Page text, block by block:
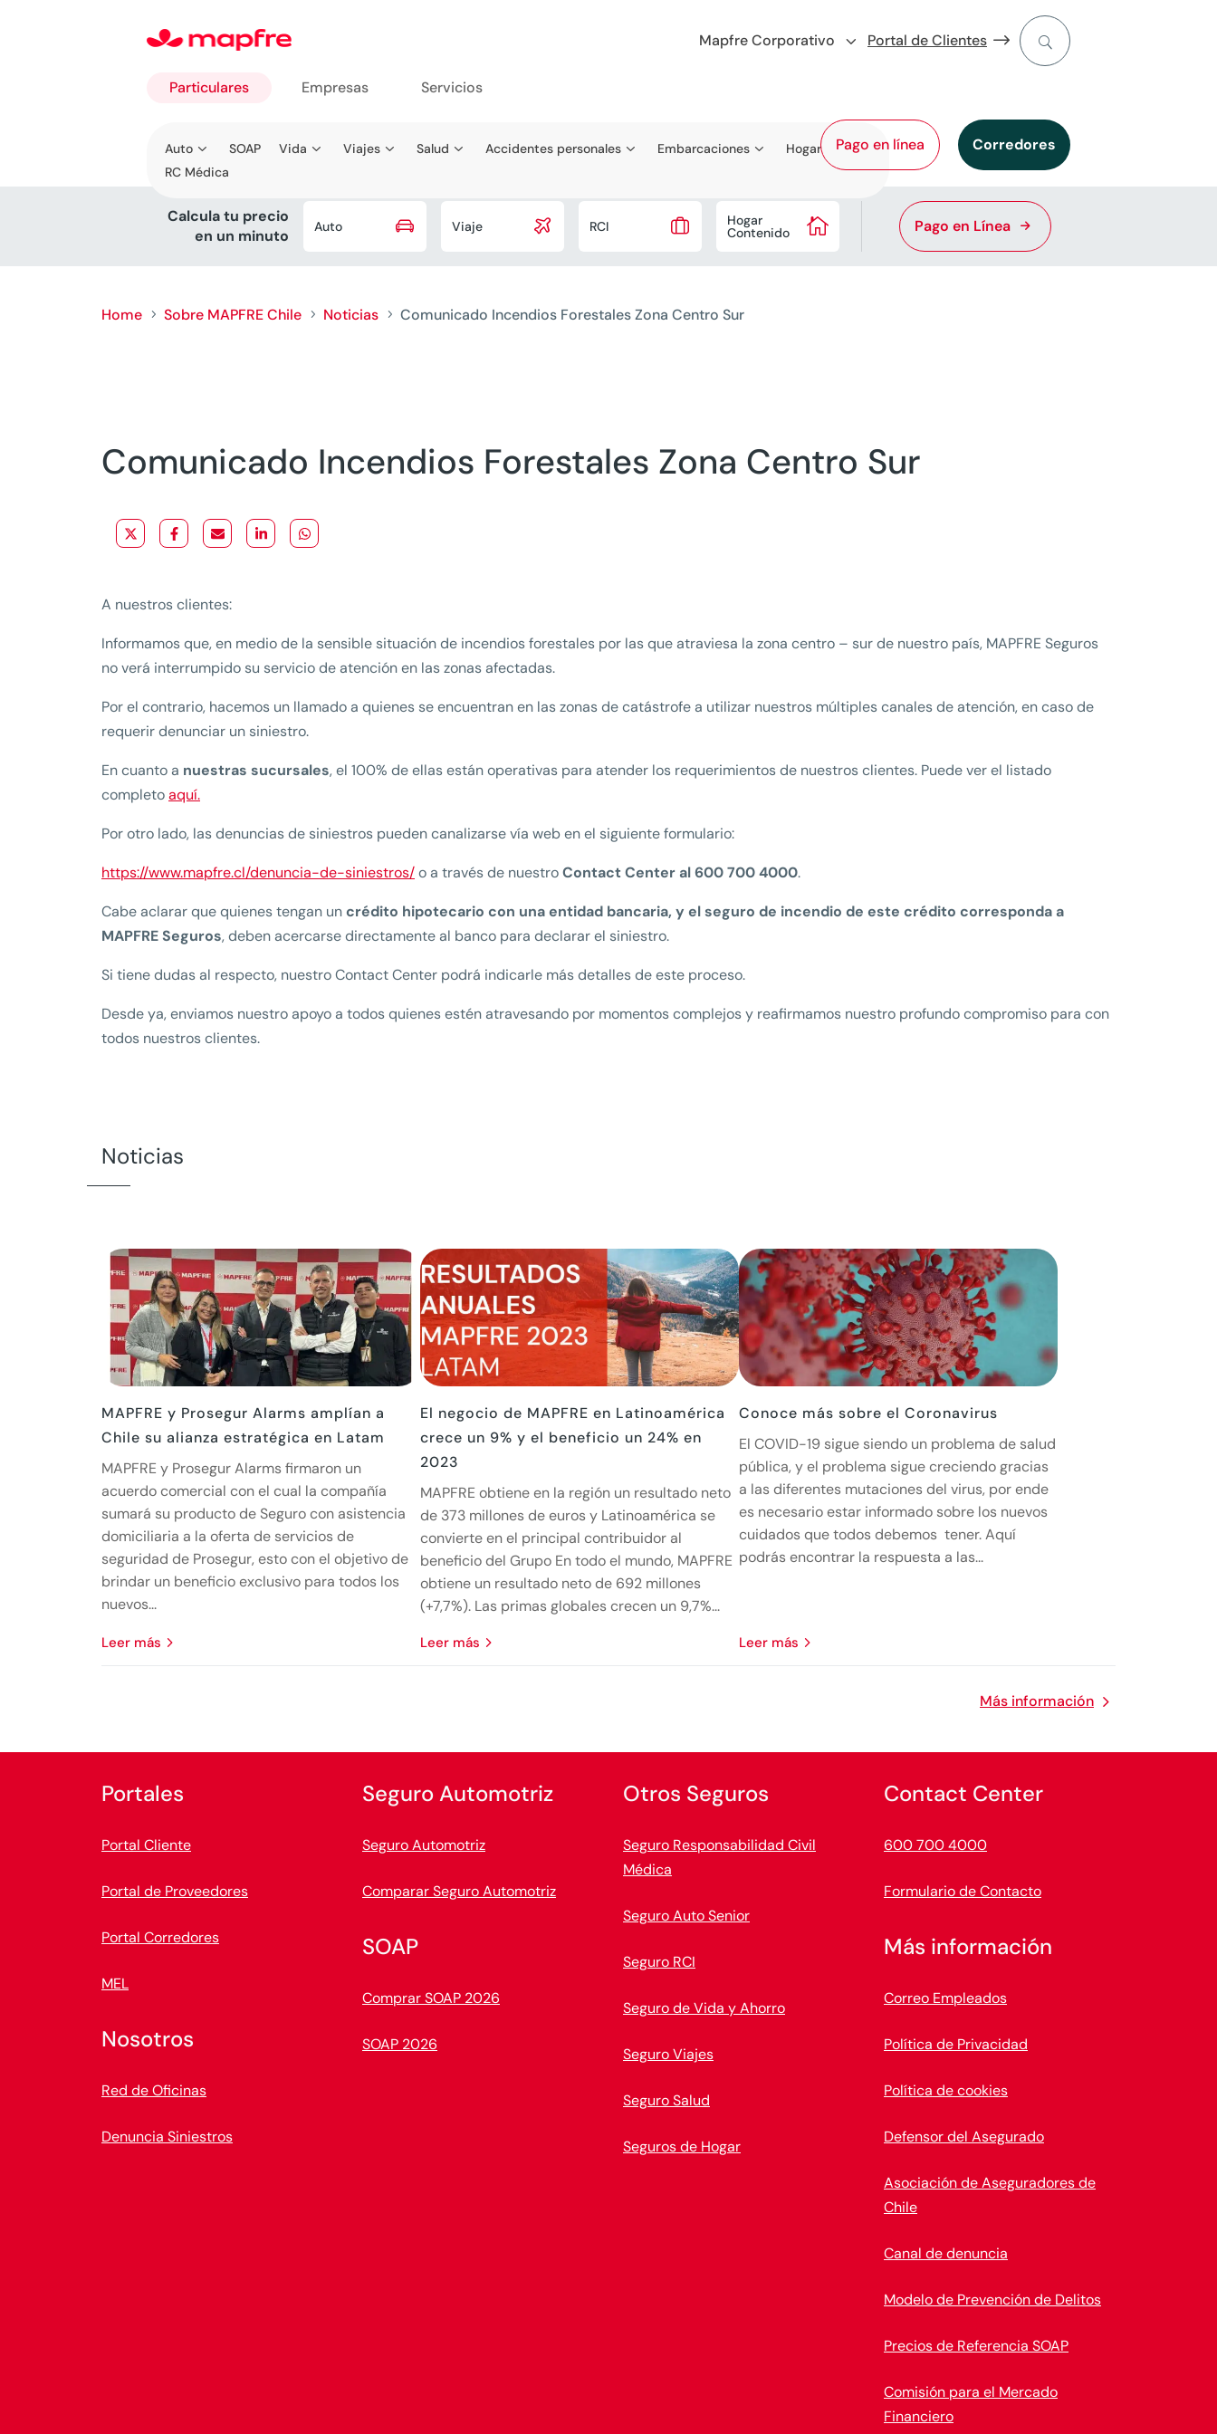
Mapfre Corporativo Portal de Clientes
Pago en línea Corredores
Particulares
Ir a
Particulares
Auto SOAP Vida Viajes Salud Accidentes personales Embarcaciones
Hogar
RC Médica
Empresas Servicios
Calcula tu precio
en un minuto

Auto 
Viaje 
RCI 
Hogar
Contenido Pago en Línea
Home 5 Sobre MAPFRE Chile 5 Noticias 5 Comunicado Incendios Forestales Zona Centro Sur
Comunicado Incendios Forestales Zona Centro Sur
A nuestros clientes:
Informamos que, en medio de la sensible situación de incendios forestales por las que atraviesa la zona centro – sur de nuestro país, MAPFRE Seguros
no verá interrumpido su servicio de atención en las zonas afectadas.
Por el contrario, hacemos un llamado a quienes se encuentran en las zonas de catástrofe a utilizar nuestros múltiples canales de atención, en caso de
requerir denunciar un siniestro.
En cuanto a nuestras sucursales, el 100% de ellas están operativas para atender los requerimientos de nuestros clientes. Puede ver el listado
completoaquí.
Por otro lado, las denuncias de siniestros pueden canalizarse vía web en el siguiente formulario:
https://www.mapfre.cl/denuncia-de-siniestros/o a través de nuestroContact Center al 600 700 4000.
Cabe aclarar que quienes tengan uncrédito hipotecario con una entidad bancaria, y el seguro de incendio de este crédito corresponda a
MAPFRE Seguros, deben acercarse directamente al banco para declarar el siniestro.
Si tiene dudas al respecto, nuestro Contact Center podrá indicarle más detalles de este proceso.
Desde ya, enviamos nuestro apoyo a todos quienes estén atravesando por momentos complejos y reafirmamos nuestro profundo compromiso para con
todos nuestros clientes.
Noticias
MAPFRE y Prosegur Alarms amplían a
Chile su alianza estratégica en Latam
MAPFRE y Prosegur Alarms firmaron un
acuerdo comercial con el cual la compañía
sumará su producto de Seguro con asistencia
domiciliaria a la oferta de servicios de
seguridad de Prosegur, esto con el objetivo de
brindar un beneficio exclusivo para todos los
nuevos...
leer más
El negocio de MAPFRE en Latinoamérica
crece un 9% y el beneficio un 24% en
2023
MAPFRE obtiene en la región un resultado neto
de 373 millones de euros y Latinoamérica se
convierte en el principal contribuidor al
beneficio del Grupo En todo el mundo, MAPFRE
obtiene un resultado neto de 692 millones
(+7,7%). Las primas globales crecen un 9,7%...
leer más
Conoce más sobre el Coronavirus
El COVID-19 sigue siendo un problema de salud
pública, y el problema sigue creciendo gracias
a las diferentes mutaciones del virus, por ende
es necesario estar informado sobre los nuevos
cuidados que todos debemos tener. Aquí
podrás encontrar la respuesta a las...
leer más
Más información
Portales
Portal Cliente
Portal de Proveedores
Portal Corredores
MEL
Nosotros
Red de Oficinas
Denuncia Siniestros
Seguro Automotriz
Seguro Automotriz
Comparar Seguro Automotriz
SOAP
Comprar SOAP 2026
SOAP 2026
Otros Seguros
Seguro Responsabilidad Civil
Médica
Seguro Auto Senior
Seguro RCI
Seguro de Vida y Ahorro
Seguro Viajes
Seguro Salud
Seguros de Hogar
Contact Center
600 700 4000
Formulario de Contacto
Más información
Correo Empleados
Política de Privacidad
Política de cookies
Defensor del Asegurado
Asociación de Aseguradores de
Chile
Canal de denuncia
Modelo de Prevención de Delitos
Precios de Referencia SOAP
Comisión para el Mercado
Financiero